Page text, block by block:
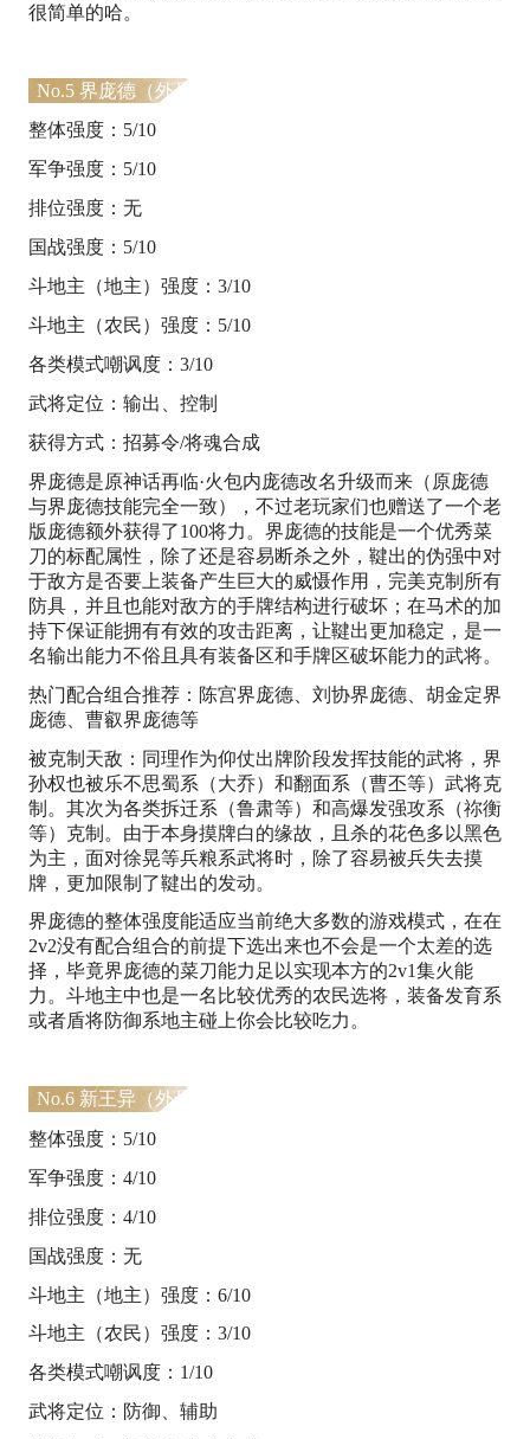
很简单的哈。
No.5 界庞德（外号：装备清洁工）
整体强度：5/10
军争强度：5/10
排位强度：无
国战强度：5/10
斗地主（地主）强度：3/10
斗地主（农民）强度：5/10
各类模式嘲讽度：3/10
武将定位：输出、控制
获得方式：招募令/将魂合成
界庞德是原神话再临·火包内庞德改名升级而来（原庞德
与界庞德技能完全一致），不过老玩家们也赠送了一个老
版庞德额外获得了100将力。界庞德的技能是一个优秀菜
刀的标配属性，除了还是容易断杀之外，鞬出的伪强中对
于敌方是否要上装备产生巨大的威慑作用，完美克制所有
防具，并且也能对敌方的手牌结构进行破坏；在马术的加
持下保证能拥有有效的攻击距离，让鞬出更加稳定，是一
名输出能力不俗且具有装备区和手牌区破坏能力的武将。
热门配合组合推荐：陈宫界庞德、刘协界庞德、胡金定界
庞德、曹叡界庞德等
被克制天敌：同理作为仰仗出牌阶段发挥技能的武将，界
孙权也被乐不思蜀系（大乔）和翻面系（曹丕等）武将克
制。其次为各类拆迁系（鲁肃等）和高爆发强攻系（祢衡
等）克制。由于本身摸牌白的缘故，且杀的花色多以黑色
为主，面对徐晃等兵粮系武将时，除了容易被兵失去摸
牌，更加限制了鞬出的发动。
界庞德的整体强度能适应当前绝大多数的游戏模式，在在
2v2没有配合组合的前提下选出来也不会是一个太差的选
择，毕竟界庞德的菜刀能力足以实现本方的2v1集火能
力。斗地主中也是一名比较优秀的农民选将，装备发育系
或者盾将防御系地主碰上你会比较吃力。
No.6 新王异（外号：王姨）
整体强度：5/10
军争强度：4/10
排位强度：4/10
国战强度：无
斗地主（地主）强度：6/10
斗地主（农民）强度：3/10
各类模式嘲讽度：1/10
武将定位：防御、辅助